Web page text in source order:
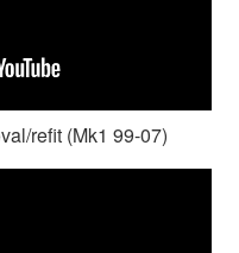
refit (Mk1 99-07)